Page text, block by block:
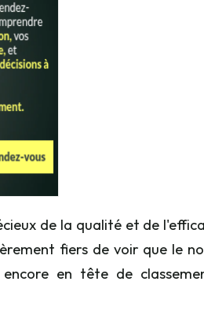
de la qualité et de
fiers de voir que le
en tête de